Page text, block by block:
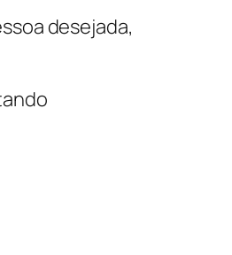
desejada,